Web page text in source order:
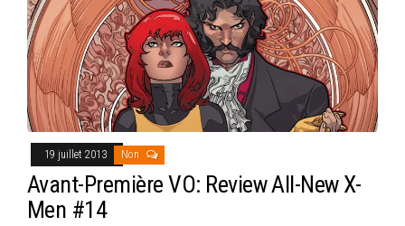
19 juillet 2013 Non
Avant-Première VO: Review All-New X-
Men #14